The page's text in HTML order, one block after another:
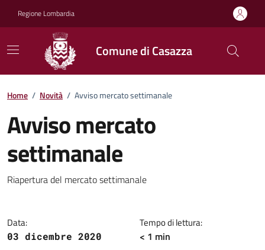
Regione Lombardia
Comune di Casazza
Home / Novità / Avviso mercato settimanale
Avviso mercato
settimanale
Dettagli della notizia
Riapertura del mercato settimanale
Data:
03 dicembre 2020
Tempo di lettura:
< 1 min